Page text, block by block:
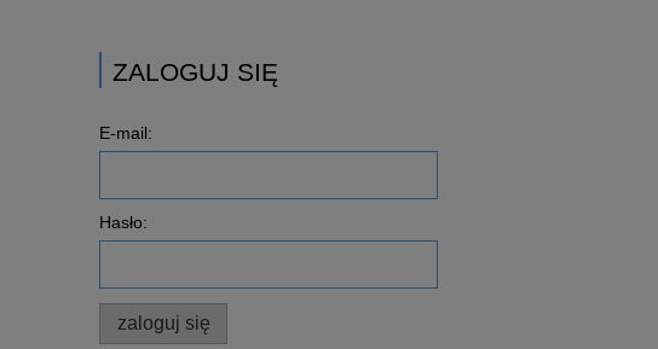
ZALOGUJ SIĘ
E-mail:
Hasło:
zaloguj się